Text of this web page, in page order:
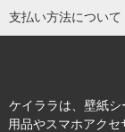
支払い方法について
ケイララは、壁紙
用品やスマホアク